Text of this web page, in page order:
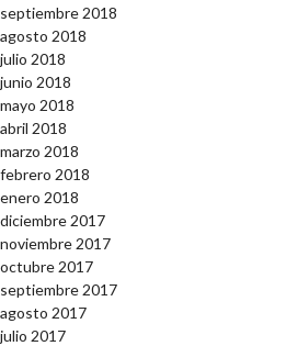
septiembre 2018
agosto 2018
julio 2018
junio 2018
mayo 2018
abril 2018
marzo 2018
febrero 2018
enero 2018
diciembre 2017
noviembre 2017
octubre 2017
septiembre 2017
agosto 2017
julio 2017